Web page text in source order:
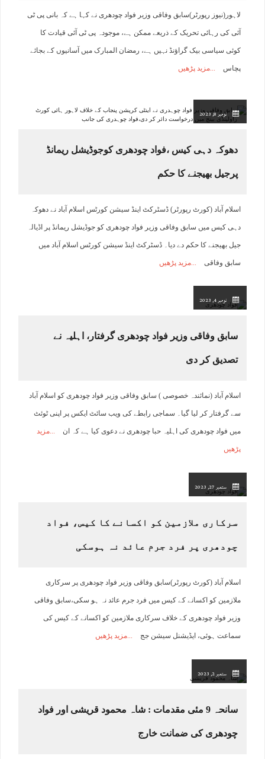
لاہور(نیوز رپورٹر)سابق وفاقی وزیر فواد چودھری نے کہا ہے کہ بانی پی ٹی
آئی کی رہائی تحریک کے ذریعے ممکن ہے، موجودہ پی ٹی آئی قیادت کا
کوئی سیاسی بیک گراﺅنڈ نہیں ہے، رمضان المبارک میں آسانیوں کے بجائے
پچاس مزید پڑھیں
نومبر 8, 2023
دھوکہ دہی کیس ،فواد چودھری کوجوڈیشل ریمانڈ
پرجیل بھیجنے کا حکم
اسلام آباد (کورٹ رپورٹر) ڈسٹرکٹ اینڈ سیشن کورٹس اسلام آباد نے دھوکہ
دہی کیس میں سابق وفاقی وزیر فواد چودھری کو جوڈیشل ریمانڈ پر اڈیالہ
جیل بھیجنے کا حکم دے دیا۔ ڈسٹرکٹ اینڈ سیشن کورٹس اسلام آباد میں
سابق وفاقی مزید پڑھیں
نومبر 4, 2023
سابق وفاقی وزیر فواد چودھری گرفتار، اہلیہ نے
تصدیق کر دی
اسلام آباد (نمائندہ خصوصی ) سابق وفاقی وزیر فواد چودھری کو اسلام آباد
سے گرفتار کر لیا گیا۔ سماجی رابطے کی ویب سائٹ ایکس پر اپنی ٹوئٹ
میں فواد چودھری کی اہلیہ حبا چودھری نے دعوی کیا ہے کہ ان مزید
پڑھیں
ستمبر 27, 2023
سرکاری ملازمین کو اکسانے کا کیس، فواد
چودھری پر فرد جرم عائد نہ ہوسکی
اسلام آباد (کورٹ رپورٹر)سابق وفاقی وزیر فواد چودھری پر سرکاری
ملازمین کو اکسانے کے کیس میں فرد جرم عائد نہ ہو سکی،سابق وفاقی
وزیر فواد چودھری کے خلاف سرکاری ملازمین کو اکسانے کے کیس کی
سماعت ہوئی، ایڈیشنل سیشن جج مزید پڑھیں
ستمبر 2, 2023
سانحہ 9 مئی مقدمات : شاہ محمود قریشی اور فواد
چودھری کی ضمانت خارج